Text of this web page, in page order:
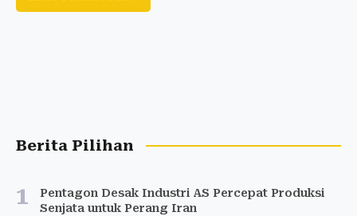
Berita Pilihan
1
Pentagon Desak Industri AS Percepat Produksi
Senjata untuk Perang Iran